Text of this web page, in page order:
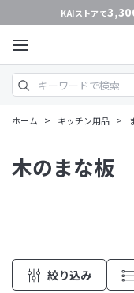
KAIストアで
ホーム > キッチン用品 >
木のまな板
絞り込み